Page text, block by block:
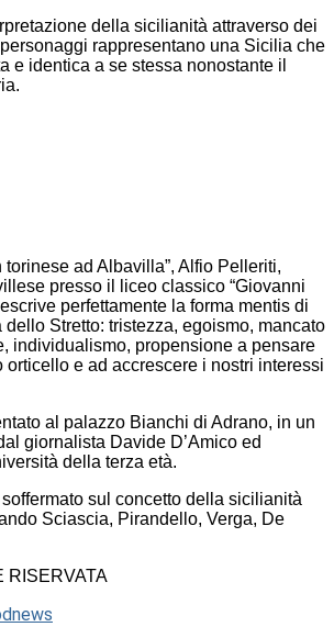
della sicilianità attraverso dei
rappresentano una Sicilia che
e identica a se stessa nonostante il
torinese ad Albavilla”, Alfio Pelleriti,
presso il liceo classico “Giovanni
perfettamente la forma mentis di
Stretto: tristezza, egoismo, mancato
individualismo, propensione a pensare
orticello e ad accrescere i nostri interessi
al palazzo Bianchi di Adrano, in un
giornalista Davide D’Amico ed
della terza età.
soffermato sul concetto della sicilianità
Sciascia, Pirandello, Verga, De
RISERVATA